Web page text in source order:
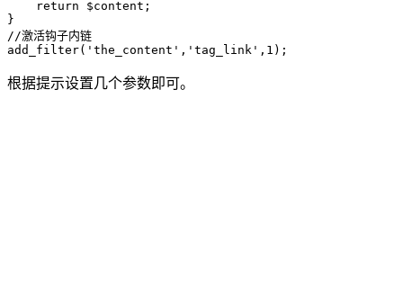
    return $content;
}
//激活钩子内链
根据提示设置几个参数即可。